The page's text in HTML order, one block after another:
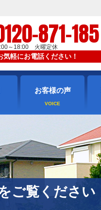
871-185
～18:00 火曜定休
気軽にお電話ください！
お客様の声
ご覧ください